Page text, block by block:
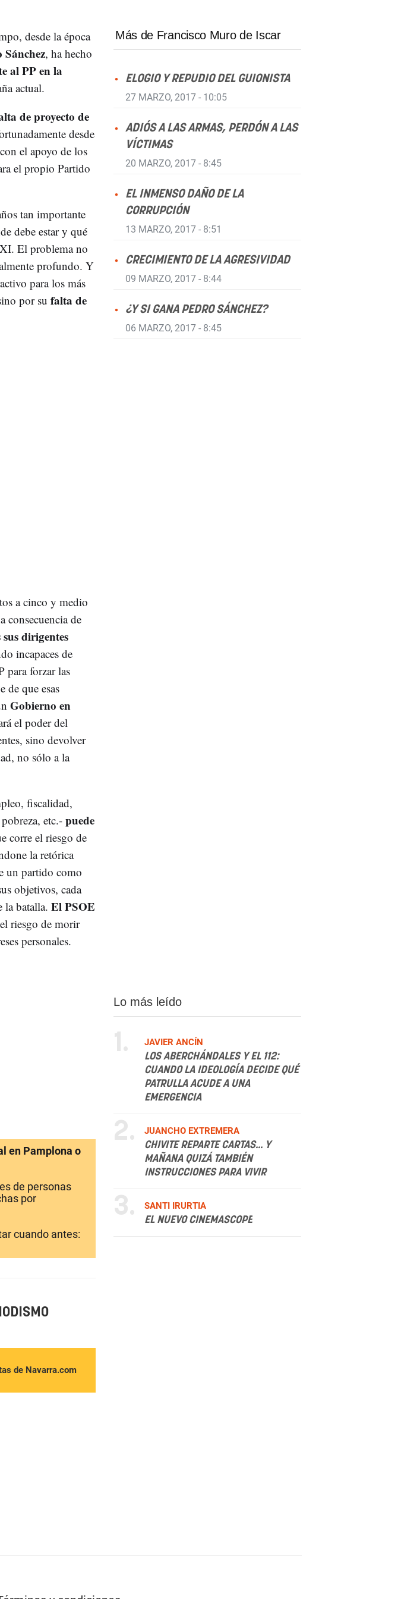
desde la época
Sánchez, ha hecho
al PP en la
actual.
de proyecto de
desde
el apoyo de los
el propio Partido
tan importante
debe estar y qué
El problema no
profundo. Y
para los más
por su falta de
a cinco y medio
consecuencia de
dirigentes
incapaces de
para forzar las
de que esas
Gobierno en
el poder del
sino devolver
no sólo a la
fiscalidad,
etc.- puede
corre el riesgo de
la retórica
un partido como
objetivos, cada
la batalla. El PSOE
riesgo de morir
personales.
Más de Francisco Muro de Iscar
ELOGIO Y REPUDIO DEL GUIONISTA
27 MARZO, 2017 - 10:05
ADIÓS A LAS ARMAS, PERDÓN A LAS
VÍCTIMAS
20 MARZO, 2017 - 8:45
EL INMENSO DAÑO DE LA
CORRUPCIÓN
13 MARZO, 2017 - 8:51
CRECIMIENTO DE LA AGRESIVIDAD
09 MARZO, 2017 - 8:44
¿Y SI GANA PEDRO SÁNCHEZ?
06 MARZO, 2017 - 8:45
en Pamplona o
de personas
por
cuando antes:
de Navarra.com
Lo más leído
1.
JAVIER ANCÍN
LOS ABERCHÁNDALES Y EL 112:
CUANDO LA IDEOLOGÍA DECIDE QUÉ
PATRULLA ACUDE A UNA
EMERGENCIA
2.
JUANCHO EXTREMERA
CHIVITE REPARTE CARTAS... Y
MAÑANA QUIZÁ TAMBIÉN
INSTRUCCIONES PARA VIVIR
3.
SANTI IRURTIA
EL NUEVO CINEMASCOPE